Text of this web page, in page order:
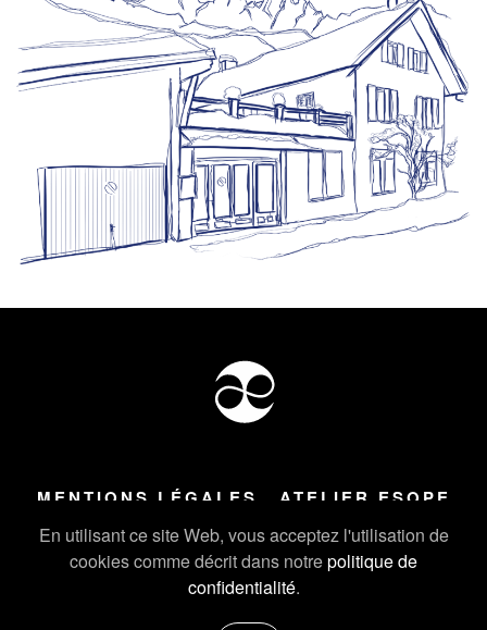
En utilisant ce site Web, vous acceptez l'utilisation de
cookies comme décrit dans notrepolitique de
confidentialité.
MENTIONS LÉGALES ATELIER ESOPE